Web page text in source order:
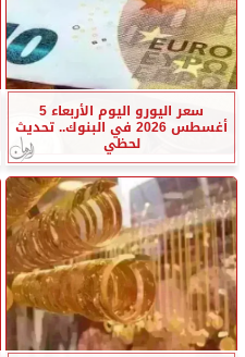
سعر اليورو اليوم الأربعاء 5
أغسطس 2026 في البنوك.. تحديث
لحظي